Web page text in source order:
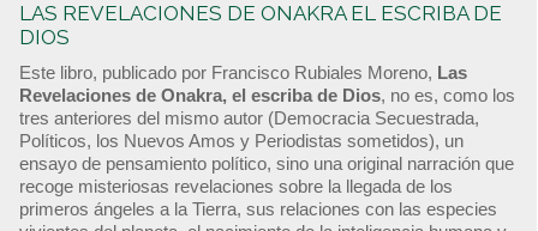
LAS REVELACIONES DE ONAKRA EL ESCRIBA DE
DIOS
Este libro, publicado por Francisco Rubiales Moreno, Las
Revelaciones de Onakra, el escriba de Dios, no es, como los
tres anteriores del mismo autor (Democracia Secuestrada,
Políticos, los Nuevos Amos y Periodistas sometidos), un
ensayo de pensamiento político, sino una original narración que
recoge misteriosas revelaciones sobre la llegada de los
primeros ángeles a la Tierra, sus relaciones con las especies